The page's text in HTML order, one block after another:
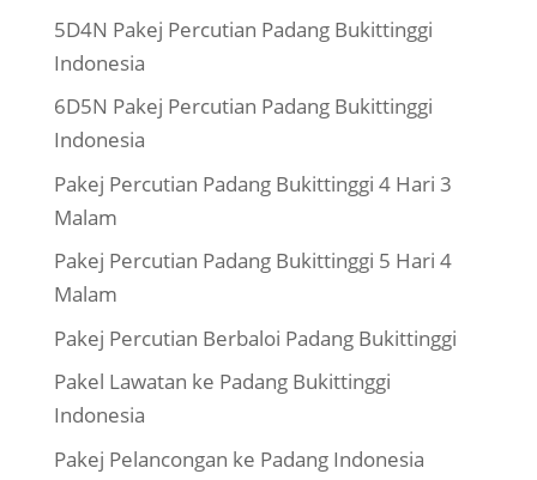
5D4N Pakej Percutian Padang Bukittinggi
Indonesia
6D5N Pakej Percutian Padang Bukittinggi
Indonesia
Pakej Percutian Padang Bukittinggi 4 Hari 3
Malam
Pakej Percutian Padang Bukittinggi 5 Hari 4
Malam
Pakej Percutian Berbaloi Padang Bukittinggi
Pakel Lawatan ke Padang Bukittinggi
Indonesia
Pakej Pelancongan ke Padang Indonesia